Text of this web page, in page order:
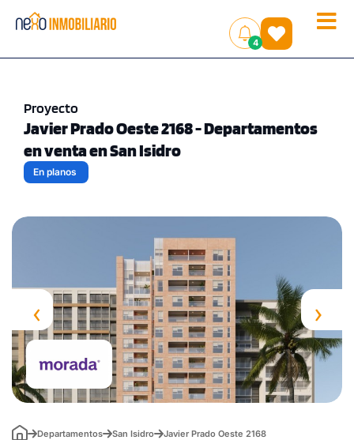
Toggle
4
()
Proyecto
Javier Prado Oeste 2168 - Departamentos
en venta en San Isidro
En planos
‹ ›
Departamentos San Isidro Javier Prado Oeste 2168